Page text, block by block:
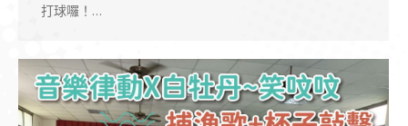
打球囉！…